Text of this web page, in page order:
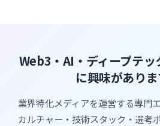
Web3・AI・ディープテ
に興味がありま
業界特化メディアを運営する専門
カルチャー・技術スタック・選考